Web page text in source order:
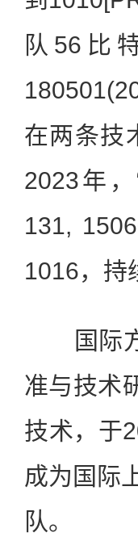
队56比
在两条技
2023年
131,
1016，持
国际方
准与技术
技术，于
成为国际
队。